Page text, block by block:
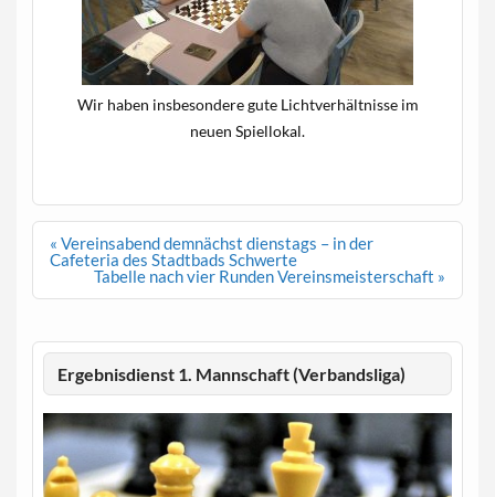
Wir haben insbesondere gute Lichtverhältnisse im
neuen Spiellokal.
Beitragsnavigation
« Vereinsabend demnächst dienstags – in der
Cafeteria des Stadtbads Schwerte
Tabelle nach vier Runden Vereinsmeisterschaft »
Ergebnisdienst 1. Mannschaft (Verbandsliga)